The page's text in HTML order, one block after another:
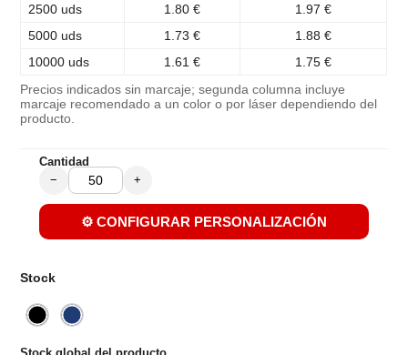
2500 uds
1.80 €
1.97 €
5000 uds
1.73 €
1.88 €
10000 uds
1.61 € 1.75 €
Precios indicados sin marcaje; segunda columna incluye
marcaje recomendado a un color o por láser dependiendo del
producto.
Cantidad
− +
⚙️ CONFIGURAR PERSONALIZACIÓN
Stock